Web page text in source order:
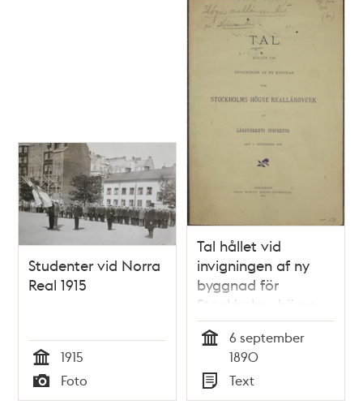
Studenter vid Norra
Real 1915
Tid
1915
Typ
Foto
Tal hållet vid
invigningen af ny
byggnad för
Stockholms högre
realläroverk af
läroverkets
inspektor den 6
september 1890
6 september
1890
Typ
Text